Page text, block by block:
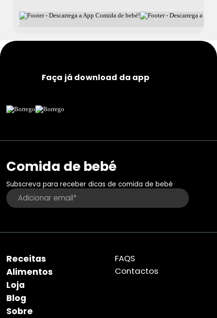
Comida de bebé
Subscreva para receber dicas de comida de bebé
Receitas
Alimentos
Loja
Blog
Sobre
FAQS
Contactos
Faça já download da app